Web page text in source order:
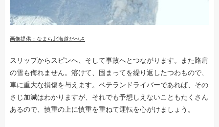
画像提供：なまら北海道だべさ
スリップからスピンへ、そして事故へとつながります。また路肩
の雪も侮れません。溶けて、固まってを繰り返したつわもので、
車に重大な損傷を与えます。ベテランドライバーであれば、その
さじ加減はわかりますが、それでも予想しえないこともたくさん
あるので、慎重の上に慎重を重ねて運転を心がけましょう。